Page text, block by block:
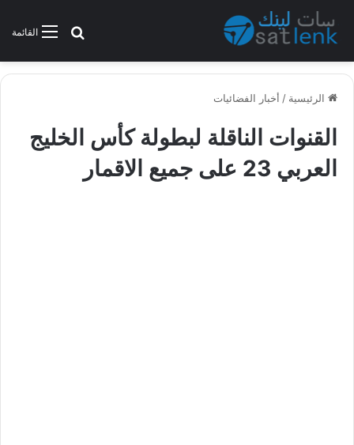
القائمةبحث عن
الرئيسية / أخبار الفضائيات
القنوات الناقلة لبطولة كأس الخليج
العربي 23 على جميع الاقمار